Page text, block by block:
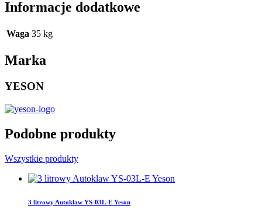
Informacje dodatkowe
Waga 35 kg
Marka
YESON
Podobne produkty
Wszystkie produkty
3 litrowy Autoklaw YS-03L-E Yeson